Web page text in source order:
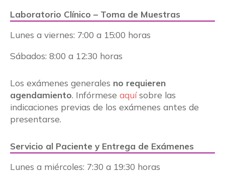
Laboratorio Clínico – Toma de Muestras
Lunes a viernes: 7:00 a 15:00 horas
Sábados: 8:00 a 12:30 horas
Los exámenes generales no requieren
agendamiento. Infórmese aquísobre las
indicaciones previas de los exámenes antes de
presentarse.
Servicio al Paciente y Entrega de Exámenes
Lunes a miércoles: 7:30 a 19:30 horas